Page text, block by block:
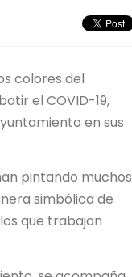
colores del
el COVID-19,
en sus
pintando muchos
simbólica de
que trabajan